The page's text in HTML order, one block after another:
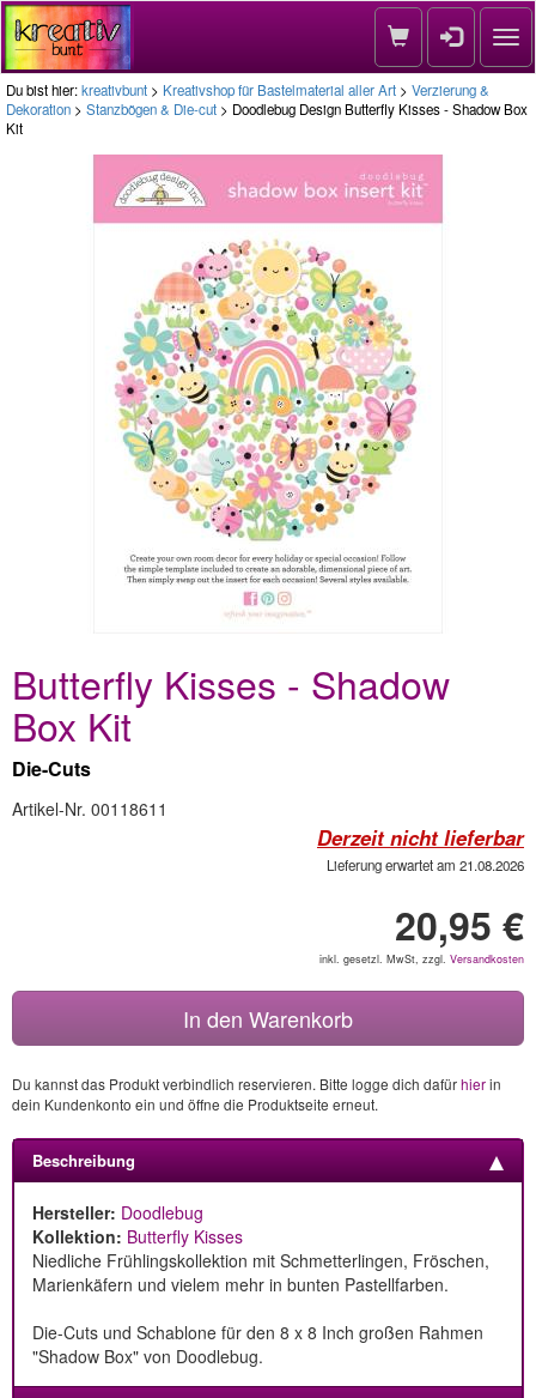
Du bist hier:kreativbunt > Kreativshop für Bastelmaterial aller Art > Verzierung &
Dekoration > Stanzbögen & Die-cut > Doodlebug Design Butterfly Kisses - Shadow Box
Kit
Butterfly Kisses - Shadow
Box Kit
Die-Cuts
Artikel-Nr. 00118611
Derzeit nicht lieferbar
Lieferung erwartet am 21.08.2026
20,95 €
inkl. gesetzl. MwSt, zzgl. Versandkosten
In den Warenkorb
Du kannst das Produkt verbindlich reservieren. Bitte logge dich dafürhierin
dein Kundenkonto ein und öffne die Produktseite erneut.
Beschreibung
Hersteller: Doodlebug
Kollektion: Butterfly Kisses
Niedliche Frühlingskollektion mit Schmetterlingen, Fröschen,
Marienkäfern und vielem mehr in bunten Pastellfarben.
Die-Cuts und Schablone für den 8 x 8 Inch großen Rahmen
"Shadow Box" von Doodlebug.